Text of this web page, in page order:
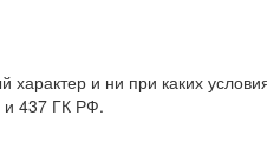
и ни при каких
и 437 ГК РФ.